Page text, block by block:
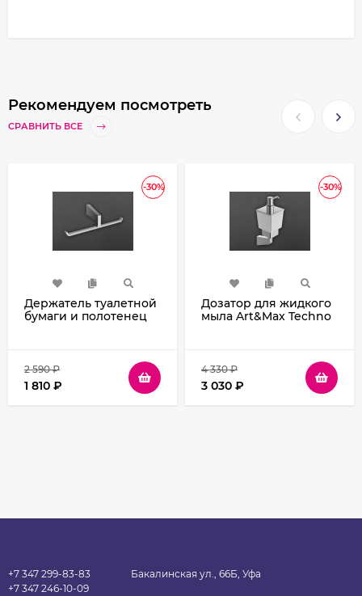
Рекомендуем посмотреть
СРАВНИТЬ ВСЕ
-30%
Держатель туалетной
бумаги и полотенец
2 590₽
1 810 ₽
-30%
Дозатор для жидкого
мыла Art&Max Techno
4 330₽
3 030 ₽
+7 347 299-83-83
+7 347 246-10-09
Бакалинская ул., 66Б, Уфа